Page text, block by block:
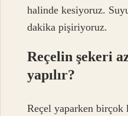
halinde kesiyoruz.
dakika pişiriyoruz.
Reçelin şekeri
yapılır?
Reçel yaparken